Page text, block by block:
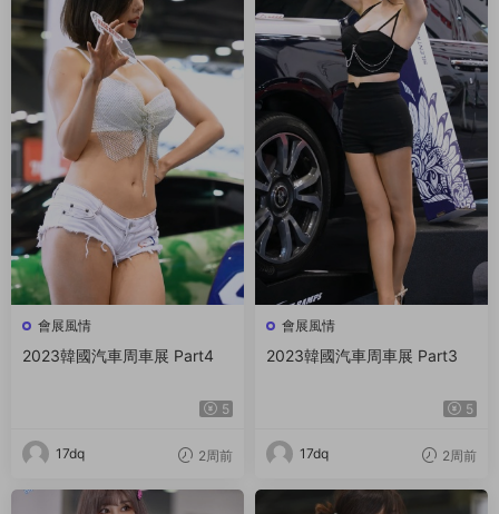
會展風情
2023韓國汽車周車展 Part4
5
17dq 2周前
會展風情
2023韓國汽車周車展 Part3
5
17dq 2周前